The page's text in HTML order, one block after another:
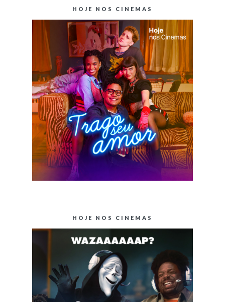
HOJE NOS CINEMAS
HOJE NOS CINEMAS